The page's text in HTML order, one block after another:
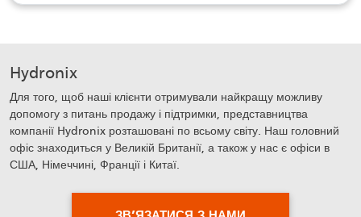
Hydronix
Для того, щоб наші клієнти отримували найкращу можливу
допомогу з питань продажу і підтримки, представництва
компанії Hydronix розташовані по всьому світу. Наш головний
офіс знаходиться у Великій Британії, а також у нас є офіси в
США, Німеччині, Франції і Китаї.